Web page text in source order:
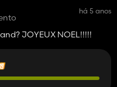
há 5 anos
JOYEUX NOEL!!!!!